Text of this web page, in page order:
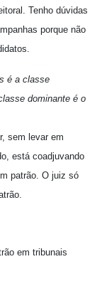
Tenho dúvidas
porque não
é a classe
dominante é o
sem levar em
está coadjuvando
patrão. O juiz só
em tribunais